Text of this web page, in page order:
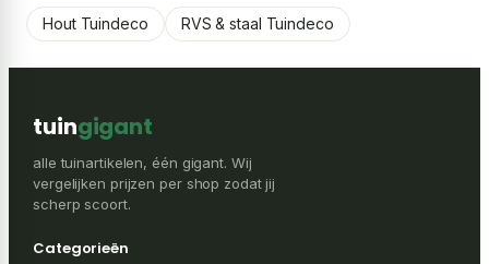
Hout Tuindeco RVS & staal Tuindeco
tuingigant
alle tuinartikelen, één gigant. Wij
vergelijken prijzen per shop zodat jij
scherp scoort.
Categorieën